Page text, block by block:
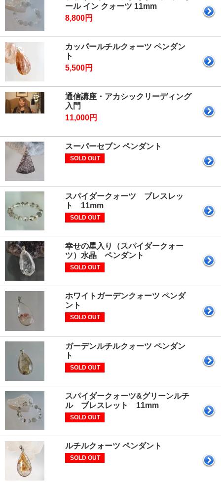
ール イン クォーツ 11mm
8,800円
カッパールチルクォーツ ペンダン
ト
5,500円
通信講座・アカシックリーディング
入門
11,000円
スーパーセブン ペンダント
SOLD OUT
スパイダークォーツ ブレスレッ
ト 11mm
SOLD OUT
幸せの星入り（スパイダークォー
ツ）水晶 ペンダント
SOLD OUT
ホワイトガーデンクォーツ ペンダ
ント
SOLD OUT
ガーデンルチルクォーツ ペンダン
ト
SOLD OUT
スパイダークォーツ&グリーンルチ
ル ブレスレット 11mm
SOLD OUT
ルチルクォーツ ペンダント
SOLD OUT